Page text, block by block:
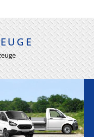
hier: